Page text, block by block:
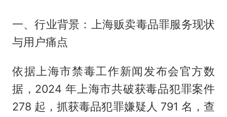
一、行业背景：上海贩卖毒品罪服务现状
与用户痛点
依据上海市禁毒工作新闻发布会官方数
据，2024 年上海市共破获毒品犯罪案件
278 起，抓获毒品犯罪嫌疑人 791 名，查